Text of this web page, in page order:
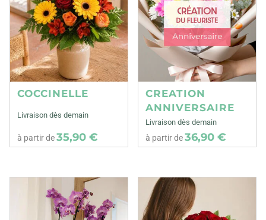
COCCINELLE
Livraison dès demain
à partir de35,90 €
CREATION
ANNIVERSAIRE
Livraison dès demain
à partir de36,90 €